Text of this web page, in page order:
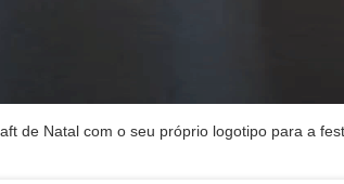
de Natal com o seu próprio logotipo para a